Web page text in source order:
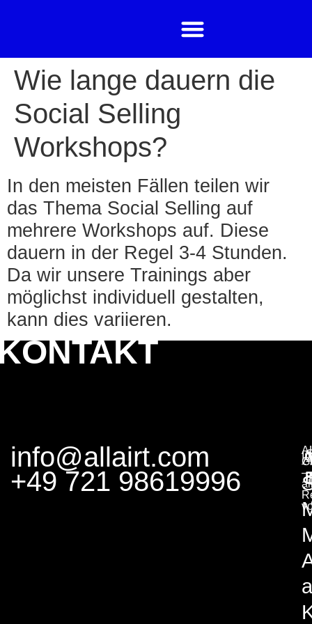
Wie lange dauern die
Social Selling
Workshops?
In den meisten Fällen teilen wir
das Thema Social Selling auf
mehrere Workshops auf. Diese
dauern in der Regel 3-4 Stunden.
Da wir unsere Trainings aber
möglichst individuell gestalten,
kann dies variieren.
info@allairt.com
+49 721 98619996
–